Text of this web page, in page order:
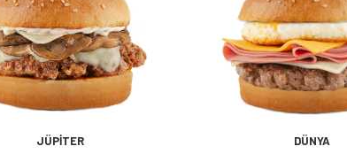
JÜPITER
DÜNYA